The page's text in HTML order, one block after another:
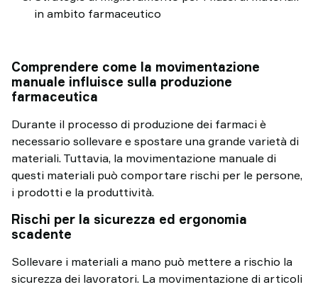
in ambito farmaceutico
Comprendere come la movimentazione
manuale influisce sulla produzione
farmaceutica
Durante il processo di produzione dei farmaci è
necessario sollevare e spostare una grande varietà di
materiali. Tuttavia, la movimentazione manuale di
questi materiali può comportare rischi per le persone,
i prodotti e la produttività.
Rischi per la sicurezza ed ergonomia
scadente
Sollevare i materiali a mano può mettere a rischio la
sicurezza dei lavoratori. La movimentazione di articoli